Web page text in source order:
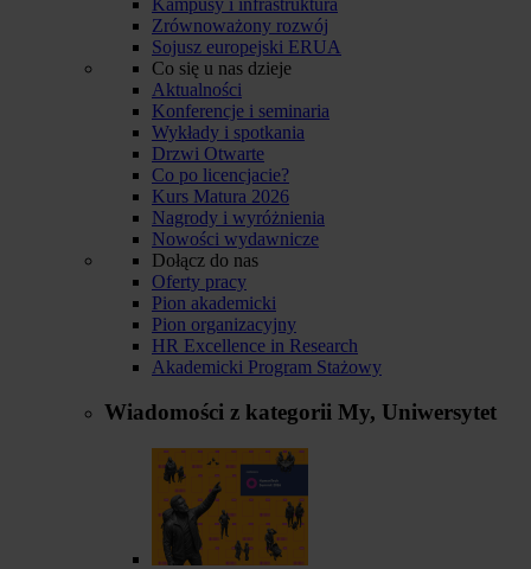
Zrównoważony rozwój
Sojusz europejski ERUA
Co się u nas dzieje
Aktualności
Konferencje i seminaria
Wykłady i spotkania
Drzwi Otwarte
Co po licencjacie?
Kurs Matura 2026
Nagrody i wyróżnienia
Nowości wydawnicze
Dołącz do nas
Oferty pracy
Pion akademicki
Pion organizacyjny
HR Excellence in Research
Akademicki Program Stażowy
Wiadomości z kategorii My, Uniwersytet